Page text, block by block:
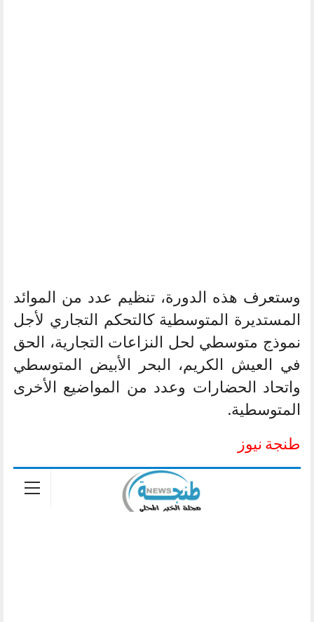
وستعرف هذه الدورة، تنظيم عدد من الموائد
المستديرة المتوسطية كالتحكم التجاري لأجل
نموذج متوسطي لحل النزاعات التجارية، الحق
في العيش الكريم، البحر الأبيض المتوسطي
واتحاد الحضارات وعدد من المواضيع الأخرى
المتوسطية.
طنجة نيوز